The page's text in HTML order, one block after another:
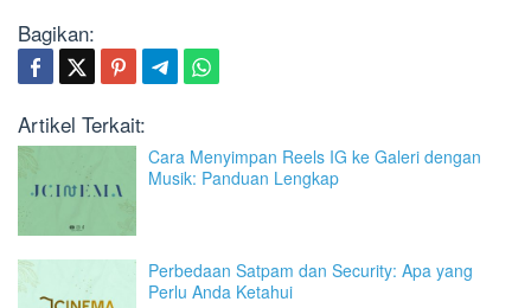
Bagikan:
Artikel Terkait:
Cara Menyimpan Reels IG ke Galeri dengan
Musik: Panduan Lengkap
Perbedaan Satpam dan Security: Apa yang
Perlu Anda Ketahui